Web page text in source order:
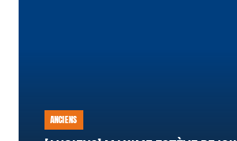
ANCIENS